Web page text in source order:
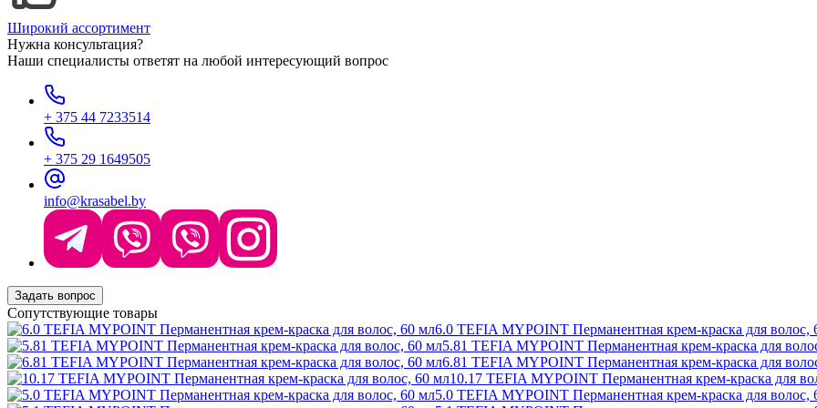
Широкий ассортимент
Нужна консультация?
Наши специалисты ответят на любой интересующий вопрос
+ 375 44 7233514
+ 375 29 1649505
info@krasabel.by
Задать вопрос
Сопутствующие товары
6.0 TEFIA MYPOINT Перманентная крем-краска для волос,
5.81 TEFIA MYPOINT Перманентная крем-краска для
6.81 TEFIA MYPOINT Перманентная крем-краска для
10.17 TEFIA MYPOINT Перманентная крем-краска для
5.0 TEFIA MYPOINT Перманентная крем-краска для волос,